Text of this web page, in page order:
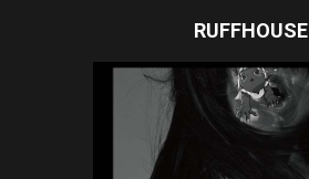
RUFFHOUSE